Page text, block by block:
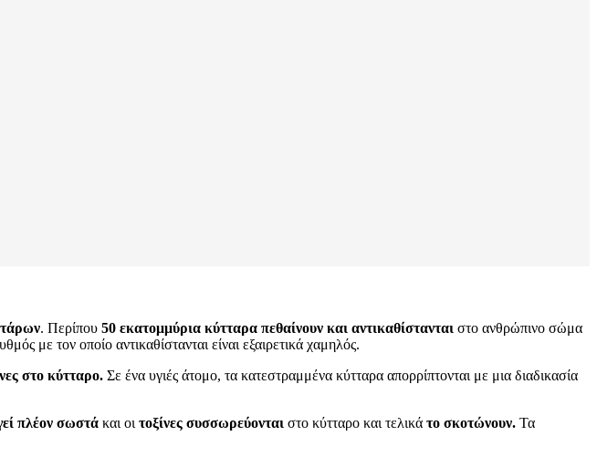
. Περίπου 50 εκατομμύρια κύτταρα πεθαίνουν και αντικαθίστανται στο ανθρώπινο σώμα
με τον οποίο αντικαθίστανται είναι εξαιρετικά χαμηλός.
στο κύτταρο. Σε ένα υγιές άτομο, τα κατεστραμμένα κύτταρα απορρίπτονται με μια διαδικασία
πλέον σωστά και οι τοξίνες συσσωρεύονται στο κύτταρο και τελικά το σκοτώνουν. Τα